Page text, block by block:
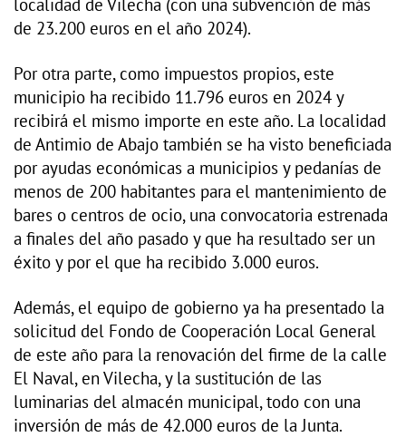
localidad de Vilecha (con una subvención de más
de 23.200 euros en el año 2024).
Por otra parte, como impuestos propios, este
municipio ha recibido 11.796 euros en 2024 y
recibirá el mismo importe en este año. La localidad
de Antimio de Abajo también se ha visto beneficiada
por ayudas económicas a municipios y pedanías de
menos de 200 habitantes para el mantenimiento de
bares o centros de ocio, una convocatoria estrenada
a finales del año pasado y que ha resultado ser un
éxito y por el que ha recibido 3.000 euros.
Además, el equipo de gobierno ya ha presentado la
solicitud del Fondo de Cooperación Local General
de este año para la renovación del firme de la calle
El Naval, en Vilecha, y la sustitución de las
luminarias del almacén municipal, todo con una
inversión de más de 42.000 euros de la Junta.